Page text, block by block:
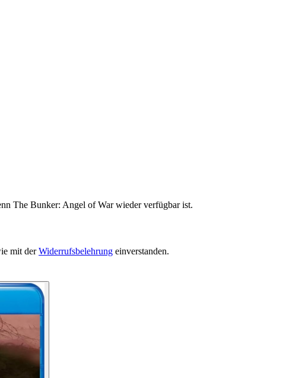
The Bunker: Angel of War wieder verfügbar ist.
mit derWiderrufsbelehrung einverstanden.